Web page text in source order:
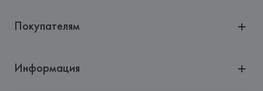
Покупателям
Информация